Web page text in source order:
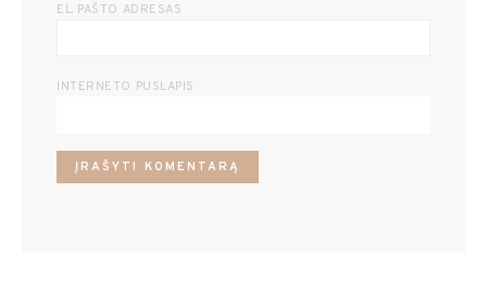
EL. PAŠTO ADRESAS
INTERNETO PUSLAPIS